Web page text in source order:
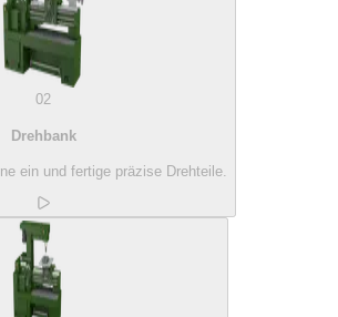
02
Drehbank
ein und fertige präzise Drehteile.